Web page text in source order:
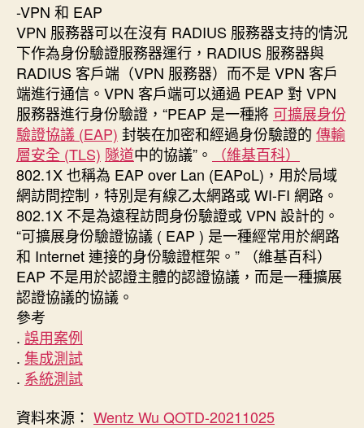
-VPN 和 EAP
VPN 服務器可以在沒有 RADIUS 服務器支持的情況
下作為身份驗證服務器運行，RADIUS 服務器與
RADIUS 客戶端（VPN 服務器）而不是 VPN 客戶
端進行通信。VPN 客戶端可以通過 PEAP 對 VPN
服務器進行身份驗證，“PEAP 是一種將 可擴展身份
驗證協議 (EAP) 封裝在加密和經過身份驗證的 傳輸
層安全 (TLS) 隧道中的協議”。
（維基百科）
802.1X 也稱為 EAP over Lan (EAPoL)，用於局域
網訪問控制，特別是有線乙太網路或 WI-FI 網路。
802.1X 不是為遠程訪問身份驗證或 VPN 設計的。
“可擴展身份驗證協議 ( EAP ) 是一種經常用於網路
和 Internet 連接的身份驗證框架。” （維基百科）
EAP 不是用於認證主體的認證協議，而是一種擴展
認證協議的協議。
參考
. 誤用案例
. 集成測試
. 系統測試
資料來源： Wentz Wu QOTD-20211025